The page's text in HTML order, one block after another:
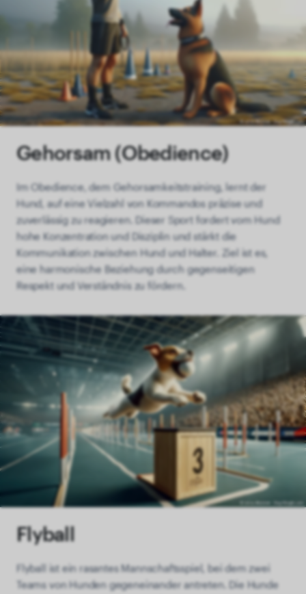
Gehorsam (Obedience)
Im Obedience, dem Gehorsamkeitstraining, lernt der
Hund, auf eine Vielzahl von Kommandos präzise und
zuverlässig zu reagieren. Dieser Sport fordert vom Hund
hohe Konzentration und Disziplin und stärkt die
Kommunikation zwischen Hund und Halter. Ziel ist es,
eine harmonische Beziehung durch gegenseitigen
Respekt und Verständnis zu fördern.
Flyball
Flyball ist ein rasantes Mannschaftsspiel, bei dem zwei
Teams von Hunden gegeneinander antreten. Die Hunde